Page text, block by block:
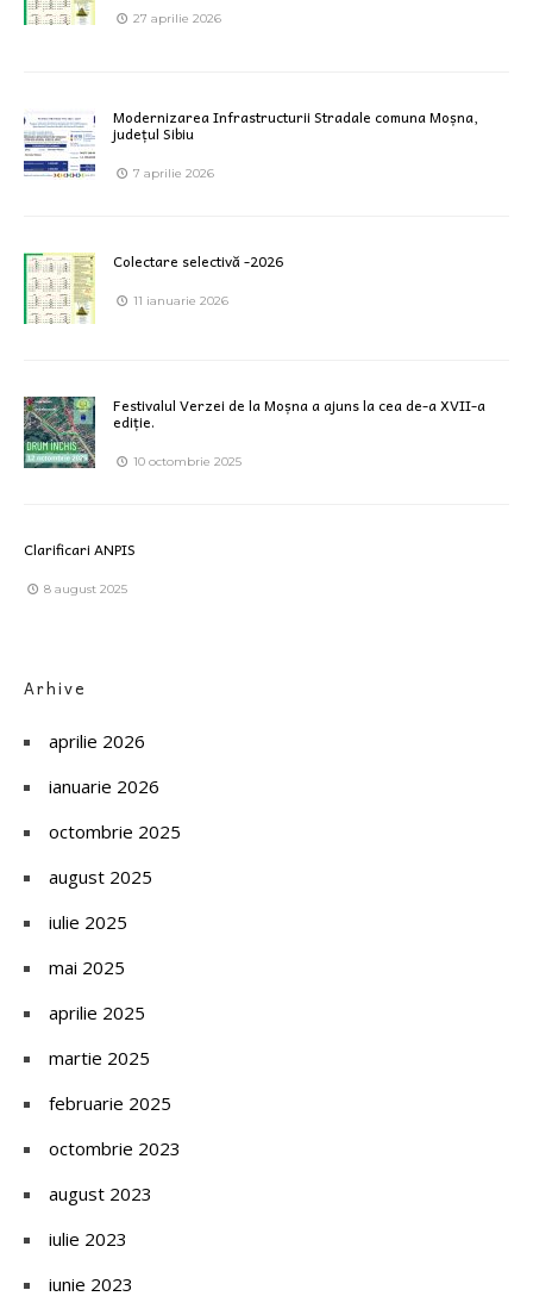
27 aprilie 2026
Modernizarea Infrastructurii Stradale comuna Moșna,
județul Sibiu
7 aprilie 2026
Colectare selectivă -2026
11 ianuarie 2026
Festivalul Verzei de la Moșna a ajuns la cea de-a XVII-a
ediție.
10 octombrie 2025
Clarificari ANPIS
8 august 2025
Arhive
aprilie 2026
ianuarie 2026
octombrie 2025
august 2025
iulie 2025
mai 2025
aprilie 2025
martie 2025
februarie 2025
octombrie 2023
august 2023
iulie 2023
iunie 2023